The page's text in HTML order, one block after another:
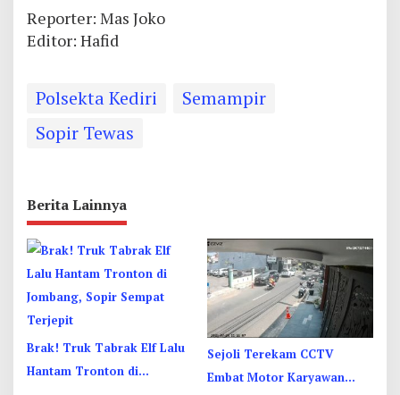
Reporter: Mas Joko
Editor: Hafid
Polsekta Kediri
Semampir
Sopir Tewas
Berita Lainnya
Brak! Truk Tabrak Elf Lalu
Hantam Tronton di
Sejoli Terekam CCTV
Embat Motor Karyawan